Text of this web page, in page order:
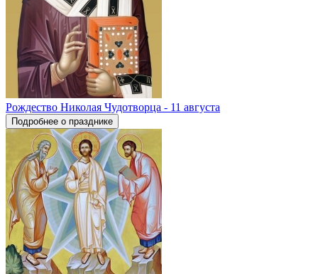
Рождество Николая Чудотворца - 11 августа
Подробнее о празднике